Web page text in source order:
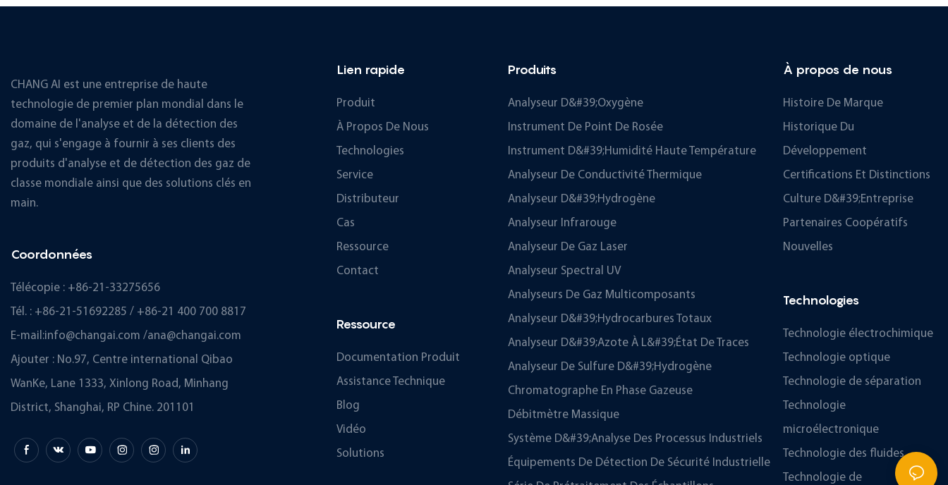
CHANG AI est une entreprise de haute
technologie de premier plan mondial dans le
domaine de l'analyse et de la détection des
gaz, qui s'engage à fournir à ses clients des
produits d'analyse et de détection des gaz de
classe mondiale ainsi que des solutions clés en
main.
Coordonnées
Télécopie : +86-21-33275656
Tél. : +86-21-51692285 / +86-21 400 700 8817
E-mail:info@changai.com /ana@changai.com
Ajouter : No.97, Centre international Qibao
WanKe, Lane 1333, Xinlong Road, Minhang
District, Shanghai, RP Chine. 201101
Lien rapide
Produit
À Propos De Nous
Technologies
Service
Distributeur
Cas
Ressource
Contact
Ressource
Documentation Produit
Assistance Technique
Blog
Vidéo
Solutions
Produits
Analyseur D&#39;oxygène
Instrument De Point De Rosée
Instrument D&#39;humidité Haute Température
Analyseur De Conductivité Thermique
Analyseur D&#39;hydrogène
Analyseur Infrarouge
Analyseur De Gaz Laser
Analyseur Spectral UV
Analyseurs De Gaz Multicomposants
Analyseur D&#39;hydrocarbures Totaux
Analyseur D&#39;azote À L&#39;état De Traces
Analyseur De Sulfure D&#39;hydrogène
Chromatographe En Phase Gazeuse
Débitmètre Massique
Système D&#39;analyse Des Processus Industriels
Équipements De Détection De Sécurité Industrielle
À propos de nous
Histoire De Marque
Historique Du
Développement
Certifications Et Distinctions
Culture D&#39;entreprise
Partenaires Coopératifs
Nouvelles
Technologies
Technologie électrochimique
Technologie optique
Technologie de séparation
Technologie
microélectronique
Technologie des fluides
Technologie de